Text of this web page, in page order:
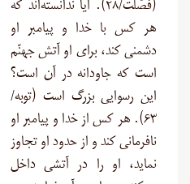
(فصّلت/۲۸). آیا ندانسته‌اند که
هر کس با خدا و پیامبر او
دشمنی کند، برای او آتش جهنّم
است که جاودانه در آن است؟
این رسوایی بزرگ است (توبه/
۶۳). هر کس از خدا و پیامبر او
نافرمانی کند و از حدود او تجاوز
نماید، او را در آتشی داخل